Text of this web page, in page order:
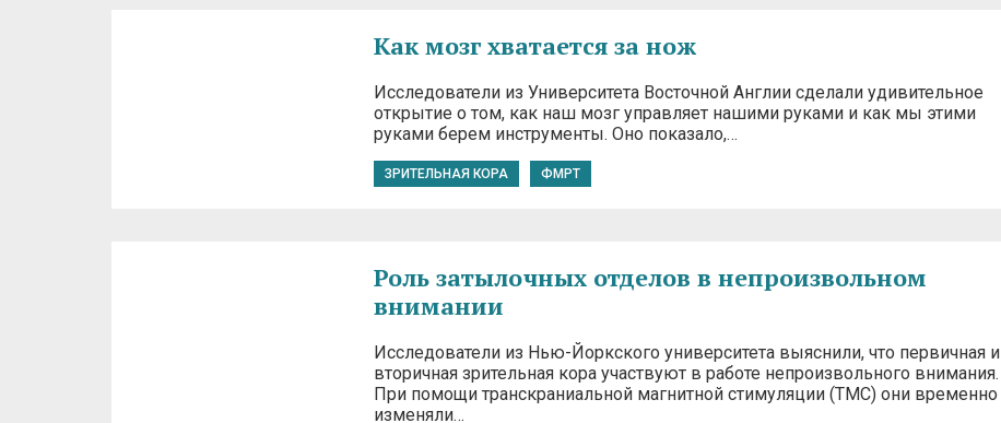
Как мозг хватается за нож
Исследователи из Университета Восточной Англии сделали удивительное
открытие о том, как наш мозг управляет нашими руками и как мы этими
руками берем инструменты. Оно показало,…
ЗРИТЕЛЬНАЯ КОРА ФМРТ
Роль затылочных отделов в непроизвольном
внимании
Исследователи из Нью-Йоркского университета выяснили, что первичная и
вторичная зрительная кора участвуют в работе непроизвольного внимания.
При помощи транскраниальной магнитной стимуляции (ТМС) они временно
изменяли…